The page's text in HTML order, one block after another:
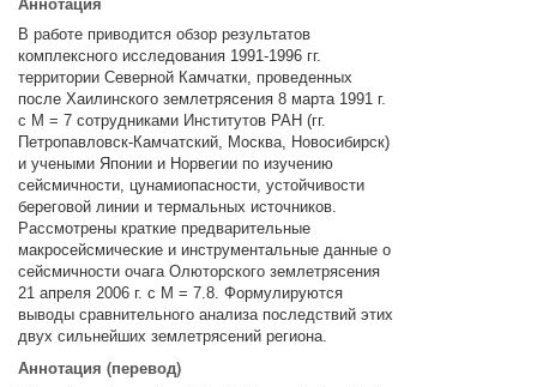
В работе приводится обзор результатов
комплексного исследования 1991-1996 гг.
территории Северной Камчатки, проведенных
после Хаилинского землетрясения 8 марта 1991 г.
с М = 7 сотрудниками Институтов РАН (гг.
Петропавловск-Камчатский, Москва, Новосибирск)
и учеными Японии и Норвегии по изучению
сейсмичности, цунамиопасности, устойчивости
береговой линии и термальных источников.
Рассмотрены краткие предварительные
макросейсмические и инструментальные данные о
сейсмичности очага Олюторского землетрясения
21 апреля 2006 г. с М = 7.8. Формулируются
выводы сравнительного анализа последствий этих
двух сильнейших землетрясений региона.
Аннотация (перевод)